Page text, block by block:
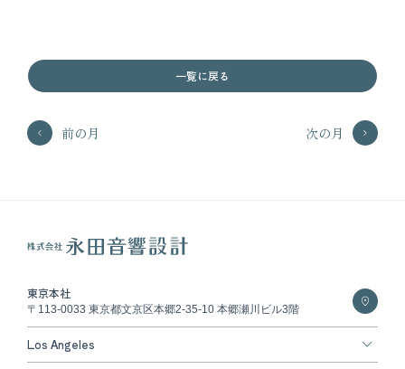
前の月
一覧に戻る
次の月
東京本社
〒113-0033 東京都文京区本郷2-35-10 本郷瀬川ビル3階
Los Angeles